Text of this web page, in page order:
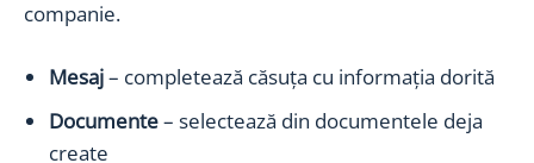
companie.
Mesaj– completează căsuța cu informația dorită
Documente– selectează din documentele deja
create